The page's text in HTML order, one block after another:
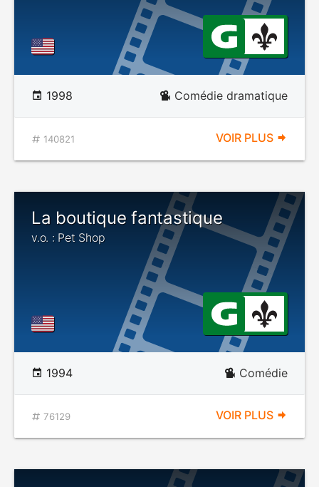
1998 Comédie dramatique
140821 VOIR PLUS
La boutique fantastique
v.o. : Pet Shop
1994 Comédie
76129 VOIR PLUS